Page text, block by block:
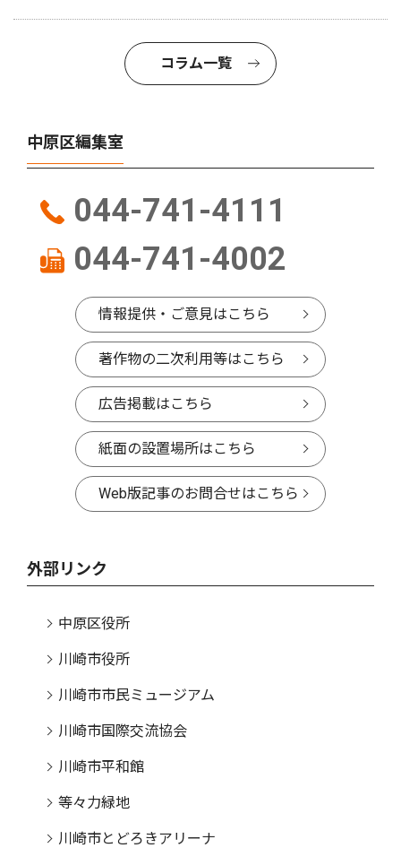
コラム一覧
中原区編集室
044-741-4111
044-741-4002
情報提供・ご意見はこちら
著作物の二次利用等はこちら
広告掲載はこちら
紙面の設置場所はこちら
Web版記事のお問合せはこちら
外部リンク
中原区役所
川崎市役所
川崎市市民ミュージアム
川崎市国際交流協会
川崎市平和館
等々力緑地
川崎市とどろきアリーナ